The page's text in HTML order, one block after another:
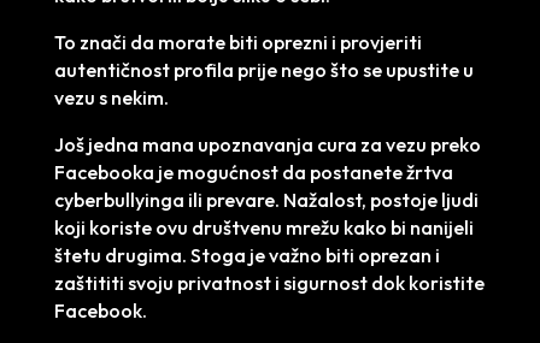
To znači da morate biti oprezni i provjeriti
autentičnost profila prije nego što se upustite u
vezu s nekim.
Još jedna mana upoznavanja cura za vezu preko
Facebooka je mogućnost da postanete žrtva
cyberbullyinga ili prevare. Nažalost, postoje ljudi
koji koriste ovu društvenu mrežu kako bi nanijeli
štetu drugima. Stoga je važno biti oprezan i
zaštititi svoju privatnost i sigurnost dok koristite
Facebook.